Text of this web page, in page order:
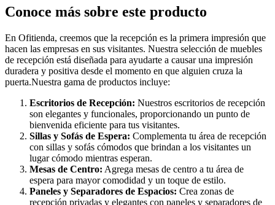
Conoce más sobre este producto
En Ofitienda, creemos que la recepción es la primera impresión que
hacen las empresas en sus visitantes. Nuestra selección de muebles
de recepción está diseñada para ayudarte a causar una impresión
duradera y positiva desde el momento en que alguien cruza la
puerta.Nuestra gama de productos incluye:
Escritorios de Recepción: Nuestros escritorios de recepción
son elegantes y funcionales, proporcionando un punto de
bienvenida eficiente para tus visitantes.
Sillas y Sofás de Espera: Complementa tu área de recepción
con sillas y sofás cómodos que brindan a los visitantes un
lugar cómodo mientras esperan.
Mesas de Centro: Agrega mesas de centro a tu área de
espera para mayor comodidad y un toque de estilo.
Paneles y Separadores de Espacios: Crea zonas de
recepción privadas y elegantes con paneles y separadores de